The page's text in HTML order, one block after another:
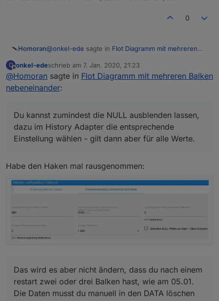
0
Homoran@onkel-ede sagte in Flot Diagramm mit mehreren
Kann es sein, dass die Werte geschrieben
werden, wenn Iobroker neu startet?
Kann nicht nur ist so!
Du kannst zumindest die NULL ausblenden lassen,
dazu im History Adapter die entsprechende
Einstellung wählen - gilt dann aber für alle Werte.
Das wird es aber nicht ändern, dass du nach einem
restart zwei oder drei Balken hast, wie am 05.01.
sind.
O
Offline
onkel-edeschrieb am 7. Jan. 2020, 21:23
zuletzt editiert von
@Homoran sagte in Flot Diagramm mit mehreren Balken
nebeneinander:
Du kannst zumindest die NULL ausblenden lassen,
dazu im History Adapter die entsprechende
Einstellung wählen - gilt dann aber für alle Werte.
Habe den Haken mal rausgenommen:
Das wird es aber nicht ändern, dass du nach einem
restart zwei oder drei Balken hast, wie am 05.01.
Die Daten musst du manuell in den DATA löschen